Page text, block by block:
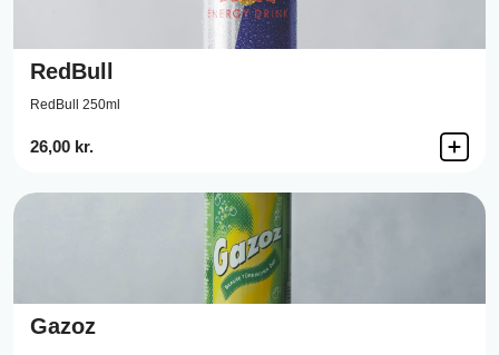
RedBull
RedBull 250ml
26,00 kr.
Gazoz